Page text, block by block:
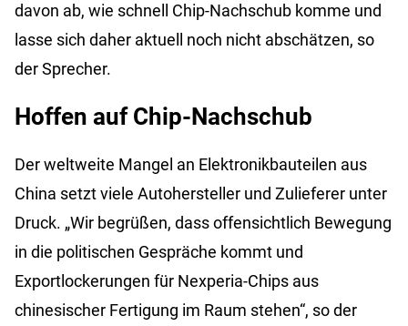
davon ab, wie schnell Chip-Nachschub komme und
lasse sich daher aktuell noch nicht abschätzen, so
der Sprecher.
Hoffen auf Chip-Nachschub
Der weltweite Mangel an Elektronikbauteilen aus
China setzt viele Autohersteller und Zulieferer unter
Druck. „Wir begrüßen, dass offensichtlich Bewegung
in die politischen Gespräche kommt und
Exportlockerungen für Nexperia-Chips aus
chinesischer Fertigung im Raum stehen“, so der